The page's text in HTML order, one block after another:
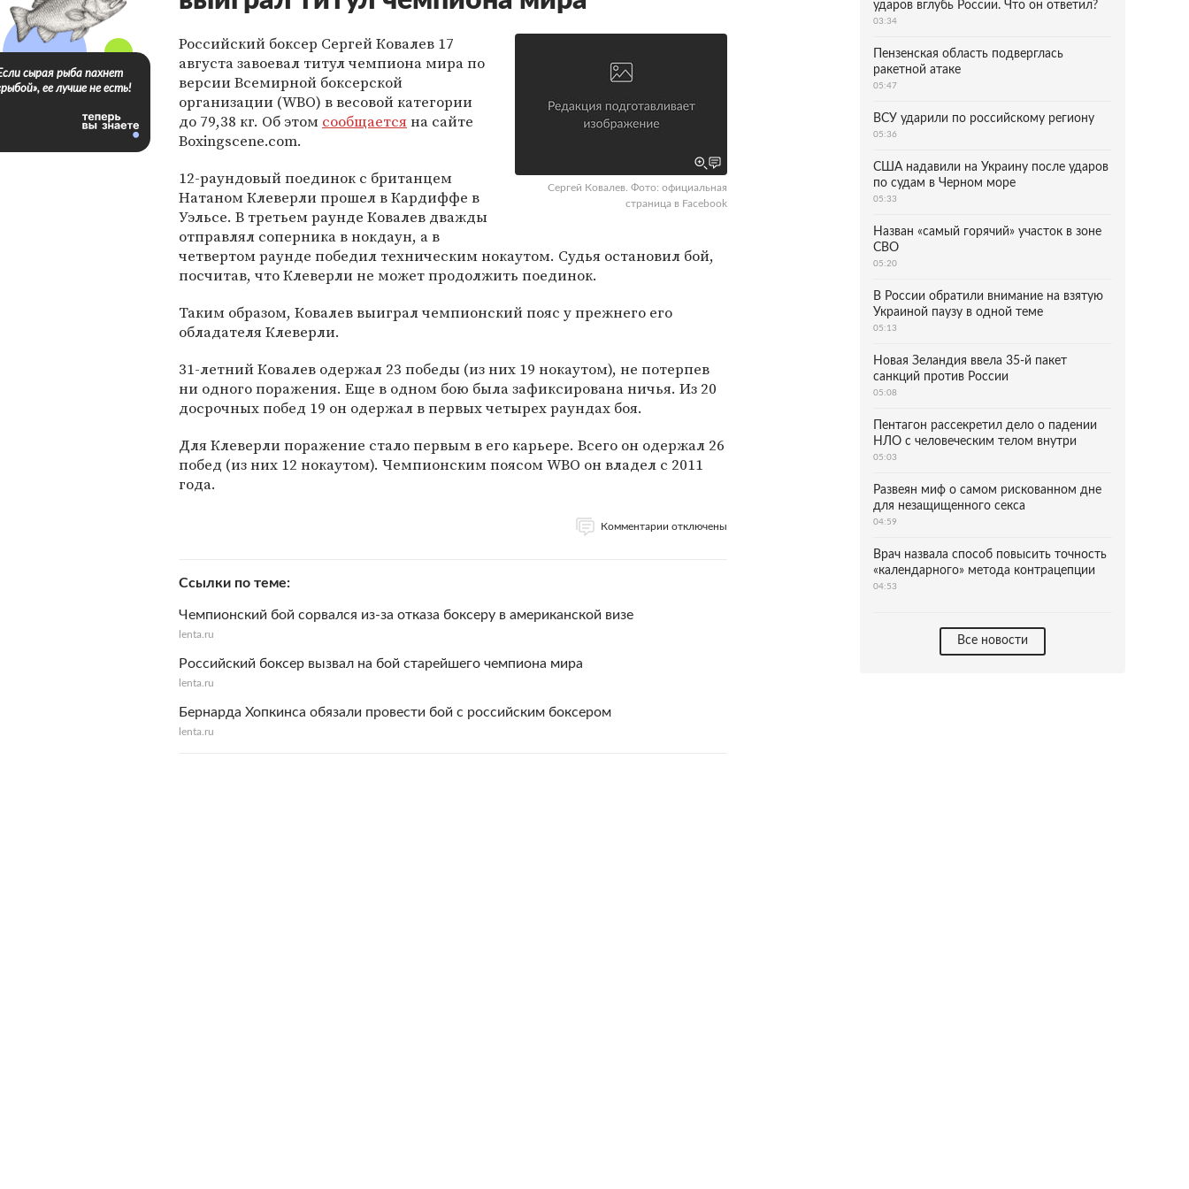
Сергей Ковалев. Фото: официальная
страница в Facebook
Российский боксер Сергей Ковалев 17
августа завоевал титул чемпиона мира по
версии Всемирной боксерской
организации (WBO) в весовой категории
до 79,38 кг. Об этом сообщаетсяна сайте
Boxingscene.com.
12-раундовый поединок с британцем
Натаном Клеверли прошел в Кардиффе в
Уэльсе. В третьем раунде Ковалев дважды
отправлял соперника в нокдаун, а в
четвертом раунде победил техническим нокаутом. Судья остановил бой,
посчитав, что Клеверли не может продолжить поединок.
Таким образом, Ковалев выиграл чемпионский пояс у прежнего его
обладателя Клеверли.
31-летний Ковалев одержал 23 победы (из них 19 нокаутом), не потерпев
ни одного поражения. Еще в одном бою была зафиксирована ничья. Из 20
досрочных побед 19 он одержал в первых четырех раундах боя.
Для Клеверли поражение стало первым в его карьере. Всего он одержал 26
побед (из них 12 нокаутом). Чемпионским поясом WBO он владел с 2011
года.
Комментарии отключены
Ссылки по теме
Чемпионский бой сорвался из-за отказа боксеру в американской визе
lenta.ru
Российский боксер вызвал на бой старейшего чемпиона мира
lenta.ru
Бернарда Хопкинса обязали провести бой с российским боксером
lenta.ru
сырая рыба пахнет
ее лучше не есть!
ударов вглубь России. Что он ответил?
03:34
Пензенская область подверглась
ракетной атаке
05:47
ВСУ ударили по российскому региону
05:36
США надавили на Украину после ударов
по судам в Черном море
05:33
Назван «самый горячий» участок в зоне
СВО
05:20
В России обратили внимание на взятую
Украиной паузу в одной теме
05:13
Новая Зеландия ввела 35-й пакет
санкций против России
05:08
Пентагон рассекретил дело о падении
НЛО с человеческим телом внутри
05:03
Развеян миф о самом рискованном дне
для незащищенного секса
04:59
Врач назвала способ повысить точность
«календарного» метода контрацепции
04:53
Все новости